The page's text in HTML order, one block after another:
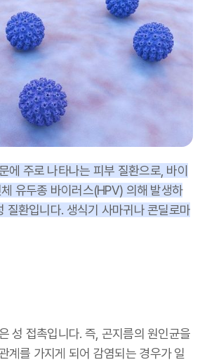
에 주로 나타나는 피부 질환으로, 바이
유두종 바이러스(HPV) 의해 발생하
질환입니다. 생식기 사마귀나 콘딜로마
성 접촉입니다. 즉, 곤지름의 원인균을
계를 가지게 되어 감염되는 경우가 일